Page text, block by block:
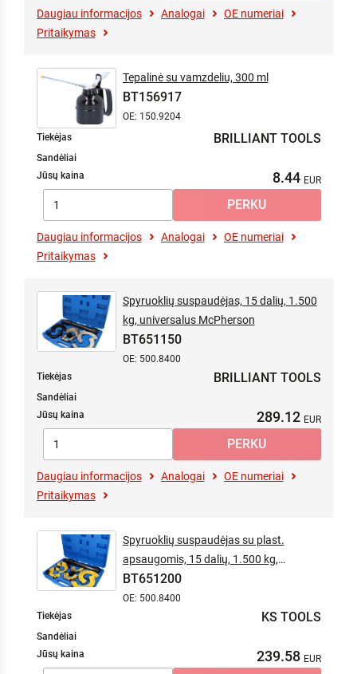
Daugiau informacijos Analogai
OE numeriai
Pritaikymas
Tepalinė su vamzdeliu, 300 ml
BT156917
OE: 150.9204
Tiekėjas
BRILLIANT TOOLS
Sandėliai
Jūsų kaina
8.44
Daugiau informacijos Analogai
OE numeriai
Pritaikymas
Spyruoklių suspaudėjas, 15 dalių, 1.500
kg, universalus McPherson
BT651150
OE: 500.8400
Tiekėjas
BRILLIANT TOOLS
Sandėliai
Jūsų kaina
289.12
Daugiau informacijos Analogai
OE numeriai
Pritaikymas
Spyruoklių suspaudėjas su plast.
apsaugomis, 15 dalių, 1.500 kg,
universalus McPherson
BT651200
OE: 500.8400
Tiekėjas
KS TOOLS
Sandėliai
Jūsų kaina
239.58